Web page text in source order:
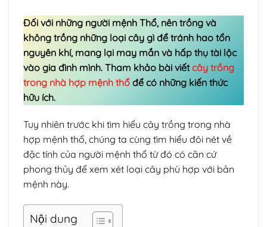
Đối với những người mệnh Thổ, nên trồng và
không trồng những loại cây gì để tránh hao tổn
nguyên khí, mang lại may mắn và hấp thụ tài lộc
vào gia đình mình. Tham khảo bài viếtcây trồng
trong nhà hợp mệnh thổ để có những kiến thức
hữu ích.
Tuy nhiên trước khi tìm hiểu cây trồng trong nhà
hợp mệnh thổ, chúng ta cùng tìm hiểu đôi nét về
đặc tính của người mệnh thổ từ đó có căn cứ
phong thủy để xem xét loại cây phù hợp với bản
mệnh này.
Nội dung